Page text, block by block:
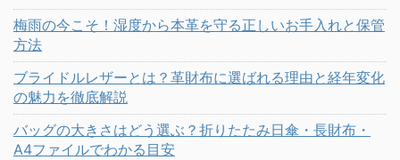
梅雨の今こそ！湿度から本革を守る正しいお手入れと保管
方法
ブライドルレザーとは？革財布に選ばれる理由と経年変化
の魅力を徹底解説
バッグの大きさはどう選ぶ？折りたたみ日傘・長財布・
A4ファイルでわかる目安